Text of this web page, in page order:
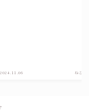
2024.11.06 ねこグ